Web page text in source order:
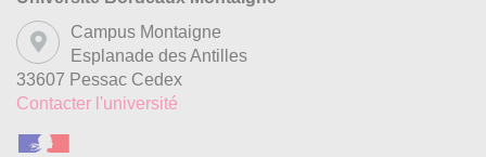
Campus Montaigne
Esplanade des Antilles
33607 Pessac Cedex
Contacter l'université